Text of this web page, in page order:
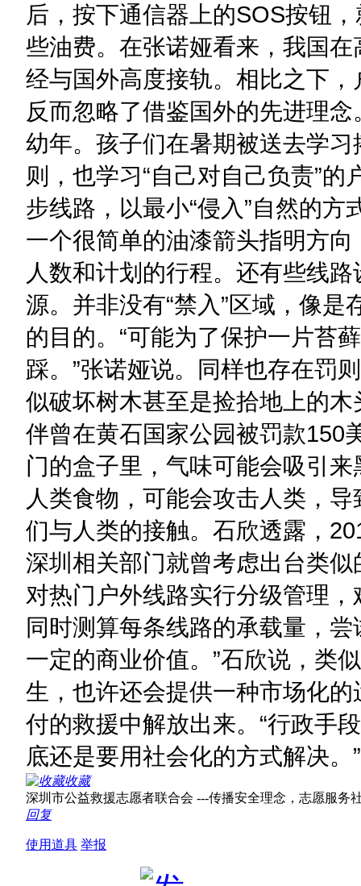
后，按下通信器上的SOS按钮
些油费。在张诺娅看来，我国
经与国外高度接轨。相比之下
反而忽略了借鉴国外的先进理
幼年。孩子们在暑期被送去学
则，也学习“自己对自己负责”
步线路，以最小“侵入”自然的
一个很简单的油漆箭头指明方
人数和计划的行程。还有些线
源。并非没有“禁入”区域，像
的目的。“可能为了保护一片苔
踩。”张诺娅说。同样也存在罚
似破坏树木甚至是捡拾地上的
伴曾在黄石国家公园被罚款150
门的盒子里，气味可能会吸引
人类食物，可能会攻击人类，
们与人类的接触。石欣透露，
深圳相关部门就曾考虑出台类
对热门户外线路实行分级管理
同时测算每条线路的承载量，
一定的商业价值。”石欣说，类
生，也许还会提供一种市场化
付的救援中解放出来。“行政手
底还是要用社会化的方式解决。
收藏
深圳市公益救援志愿者联合会 ---传播安全理念，志愿服务
回复
使用道具 举报